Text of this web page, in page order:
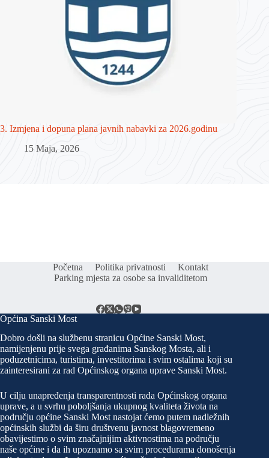
3. Izmjena i dopuna plana javnih nabavki za 2026.godinu
15 Maja, 2026
Početna Politika privatnosti
Kontakt
Parking mjesta za osobe sa invaliditetom
Općina Sanski Most
Dobro došli na službenu stranicu Općine Sanski Most,
namijenjenu prije svega građanima Sanskog Mosta, ali i
poduzetnicima, turistima, investitorima i svim ostalima koji su
zainteresirani za rad Općinskog organa uprave Sanski Most.
U cilju unapređenja transparentnosti rada Općinskog organa
uprave, a u svrhu poboljšanja ukupnog kvaliteta života na
području općine Sanski Most nastojat ćemo putem nadležnih
općinskih službi da širu društvenu javnost blagovremeno
obavijestimo o svim značajnijim aktivnostima na području
naše općine i da ih upoznamo sa svim procedurama donošenja